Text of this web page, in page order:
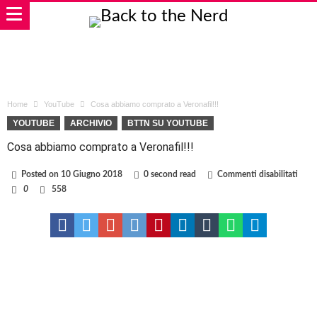
Home YouTube Cosa abbiamo comprato a Veronafil!!!
YOUTUBE ARCHIVIO BTTN SU YOUTUBE
Cosa abbiamo comprato a Veronafil!!!
Posted on 10 Giugno 2018 0 second read Commenti disabilitati
0 558